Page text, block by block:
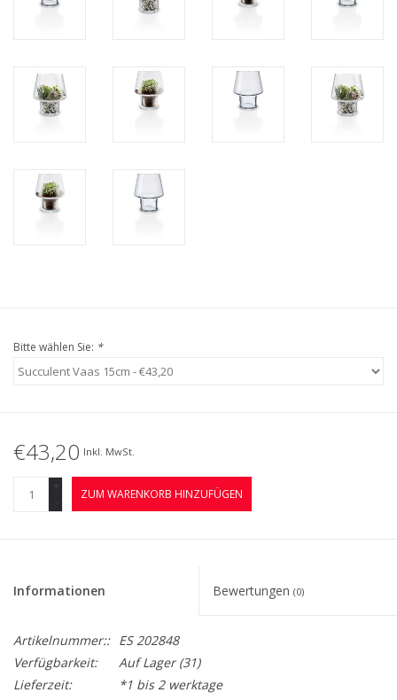
Bitte wählen Sie: *
€43,20 Inkl. MwSt.
+
-
ZUM WARENKORB HINZUFÜGEN
Informationen Bewertungen (0)
Artikelnummer:: ES 202848
Verfügbarkeit:
Auf Lager(31)
Lieferzeit:
*1 bis 2 werktage